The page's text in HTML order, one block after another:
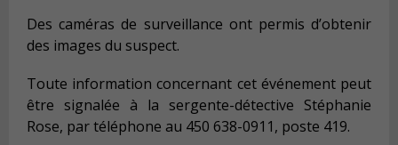
Des caméras de surveillance ont permis d’obtenir
des images du suspect.
Toute information concernant cet événement peut
être signalée à la sergente-détective Stéphanie
Rose, par téléphone au 450 638-0911, poste 419.